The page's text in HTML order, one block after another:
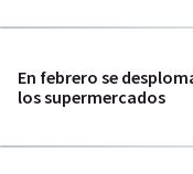
En febrero se
los supermercados